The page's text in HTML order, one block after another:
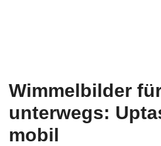
Wimmelbilder
unterwegs:
mobil